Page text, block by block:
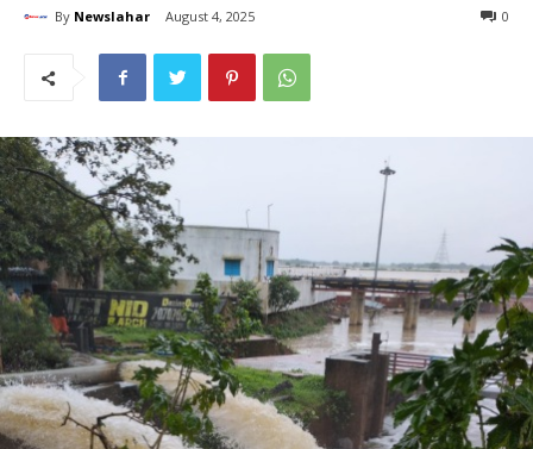
By Newslahar August 4, 2025 0